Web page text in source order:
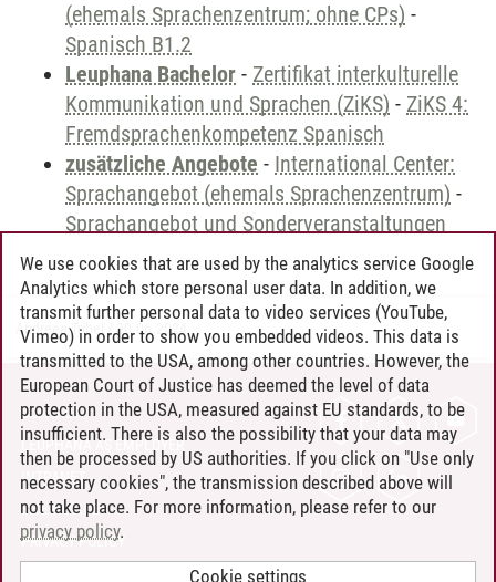
(ehemals Sprachenzentrum; ohne CPs) -
Spanisch B1.2
Leuphana Bachelor - Zertifikat interkulturelle
Kommunikation und Sprachen (ZiKS) - ZiKS 4:
Fremdsprachenkompetenz Spanisch
zusätzliche Angebote - International Center:
Sprachangebot (ehemals Sprachenzentrum) -
Sprachangebot und Sonderveranstaltungen
Andreea Tribel 30.06.2024
CONTACT
LEUPHANA AS EMPLOYER
INTRANET
SITE NOTICE
PRIVACY POLICY
We use cookies that are used by the analytics service Google
Analytics which store personal user data. In addition, we
transmit further personal data to video services (YouTube,
Vimeo) in order to show you embedded videos. This data is
transmitted to the USA, among other countries. However, the
European Court of Justice has deemed the level of data
protection in the USA, measured against EU standards, to be
insufficient. There is also the possibility that your data may
then be processed by US authorities. If you click on "Use only
necessary cookies", the transmission described above will
not take place. For more information, please refer to our
privacy policy.
Cookie settings